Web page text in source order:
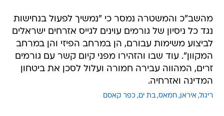
מהשב"כ והמשטרה נמסר כי "נמשיך לפעול בנחישות
נגד כל ניסיון של גורמים עוינים לגייס אזרחים ישראלים
לביצוע משימות עבורם, הן במרחב הפיזי והן במרחב
המקוון". עוד שבו והזהירו מפני קיום קשר עם גורמים
זרים, המהווה עבירה חמורה ועלול לסכן את ביטחון
המדינה ואזרחיה.
ריגול איראן חמאס בת ים כפר קאסם